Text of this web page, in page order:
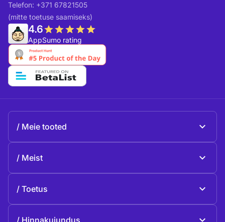
Telefon: +371 67821505
(mitte toetuse saamiseks)
4.6
AppSumo rating
Meie tooted
Meist
Lugu
Toetus
Hinnakujundus